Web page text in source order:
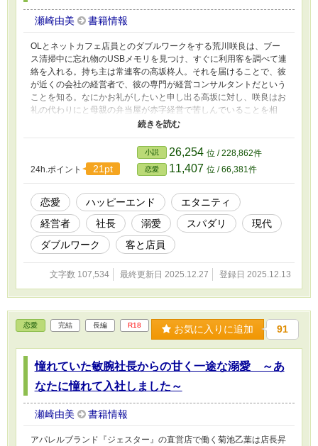
瀬崎由美 書籍情報
OLとネットカフェ店員とのダブルワークをする荒川咲良は、ブー
ス清掃中に忘れ物のUSBメモリを見つけ、すぐに利用客を調べて連
絡を入れる。持ち主は常連客の高坂柊人。それを届けることで、彼
が近くの会社の経営者で、彼の専門が経営コンサルタントだという
ことを知る。なにかお礼がしたいと申し出る高坂に対し、咲良はお
礼の代わりにと母親の弁当屋が赤字経営で苦しんでいることを相
談。彼の的確な診断と遠慮のない物言いに、頑なだった母がようや
く店を畳む決心をしてくれてホッとする咲良。感情表現の乏しい不
器用な高坂だけれど、とても信頼できる人だと次第に惹かれてい
24h.ポイント
21pt
小説 26,254 位 / 228,862件
恋愛 11,407 位 / 66,381件
恋愛 ハッピーエンド
エタニティ
経営者
社長 溺愛 スパダリ
現代
ダブルワーク
客と店員
文字数 107,534 最終更新日 2025.12.27 登録日 2025.12.13
恋愛 完結 長編 R18 お気に入りに追加 91
憧れていた敏腕社長からの甘く一途な溺愛 ～あ
なたに憧れて入社しました～
瀬崎由美 書籍情報
アパレルブランド『ジェスター』の直営店で働く菊池乙葉は店長昇